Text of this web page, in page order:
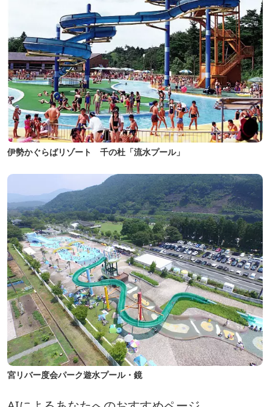
伊勢かぐらばリゾート 千の杜「流水プール」
宮リバー度会パーク遊水プール・鏡